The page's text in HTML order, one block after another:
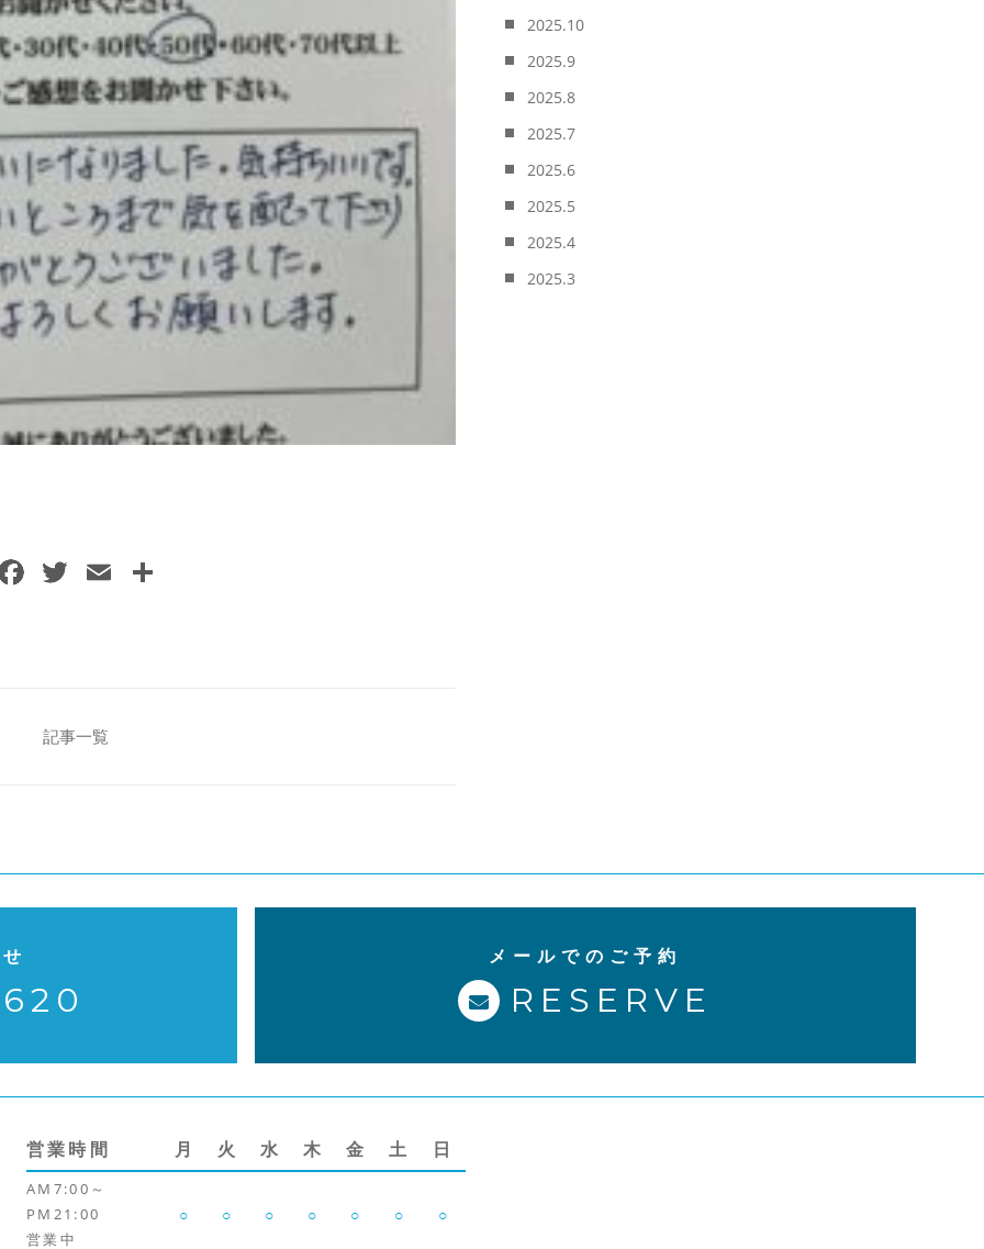
F
o
T E
記事一覧
2025.10
2025.9
2025.8
2025.7
2025.6
2025.5
2025.4
2025.3
メールでのご予約
RESERVE
営業時間 月 火 水 木 金 土 日
AM7:00～
PM21:00
営業中
○ ○ ○ ○ ○ ○ ○